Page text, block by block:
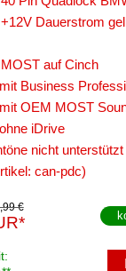
Dauerstrom
auf Cinch
Business
OEM MOST
iDrive
nicht
can-pdc)
€